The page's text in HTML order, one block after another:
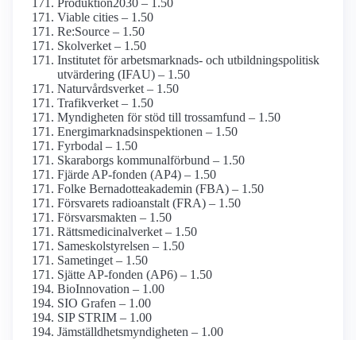
Produktion2030 – 1.50
Viable cities – 1.50
Re:Source – 1.50
Skolverket – 1.50
Institutet för arbetsmarknads- och utbildnings­politisk
utvärdering (IFAU) – 1.50
Naturvårds­verket – 1.50
Trafikverket – 1.50
Myndigheten för stöd till tros­samfund – 1.50
Energimarknads­inspektionen – 1.50
Fyrbodal – 1.50
Skaraborgs kommunal­förbund – 1.50
Fjärde AP-fonden (AP4) – 1.50
Folke Bernadotte­akademin (FBA) – 1.50
Försvarets radioanstalt (FRA) – 1.50
Försvarsmakten – 1.50
Rättsmedicinal­verket – 1.50
Sameskol­styrelsen – 1.50
Sametinget – 1.50
Sjätte AP-fonden (AP6) – 1.50
BioInnovation – 1.00
SIO Grafen – 1.00
SIP STRIM – 1.00
Jämställdhets­myndigheten – 1.00